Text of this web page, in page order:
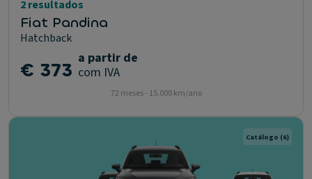
2 resultados
Fiat Pandina
Hatchback
€ 373 a partir de
com IVA
72 meses - 15.000 km/ano
Catálogo (6)